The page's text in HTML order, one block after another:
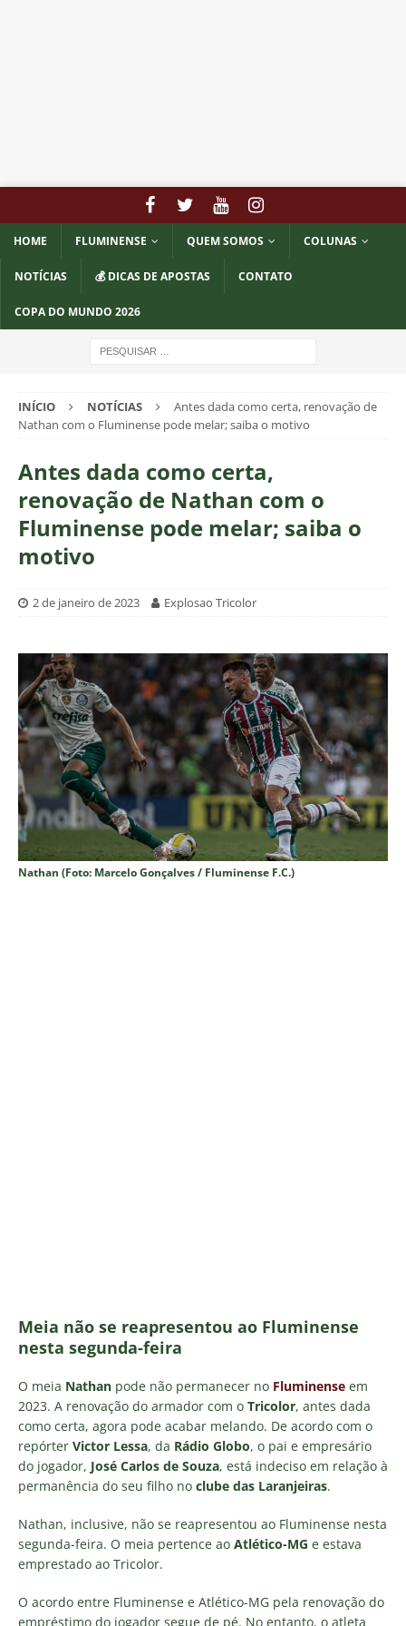
HOME FLUMINENSE QUEM SOMOS COLUNAS
NOTÍCIAS 💰 DICAS DE APOSTAS CONTATO
COPA DO MUNDO 2026
INÍCIO NOTÍCIAS
Antes dada como certa, renovação de
Nathan com o Fluminense pode melar; saiba o motivo
Antes dada como certa,
renovação de Nathan com o
Fluminense pode melar; saiba o
motivo
2 de janeiro de 2023 Explosao Tricolor
Nathan (Foto: Marcelo Gonçalves / Fluminense F.C.)
Meia não se reapresentou ao Fluminense
nesta segunda-feira
O meia Nathan pode não permanecer no Fluminense em
2023. A renovação do armador com o Tricolor, antes dada
como certa, agora pode acabar melando. De acordo com o
repórter Victor Lessa, da Rádio Globo, o pai e empresário
do jogador, José Carlos de Souza, está indeciso em relação à
permanência do seu filho no clube das Laranjeiras.
Nathan, inclusive, não se reapresentou ao Fluminense nesta
segunda-feira. O meia pertence ao Atlético-MG e estava
emprestado ao Tricolor.
O acordo entre Fluminense e Atlético-MG pela renovação do
empréstimo do jogador segue de pé. No entanto, o atleta